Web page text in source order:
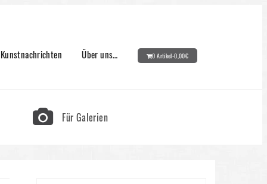
Kunstnachrichten Über uns… 0 Artikel-0,00€
Für Galerien